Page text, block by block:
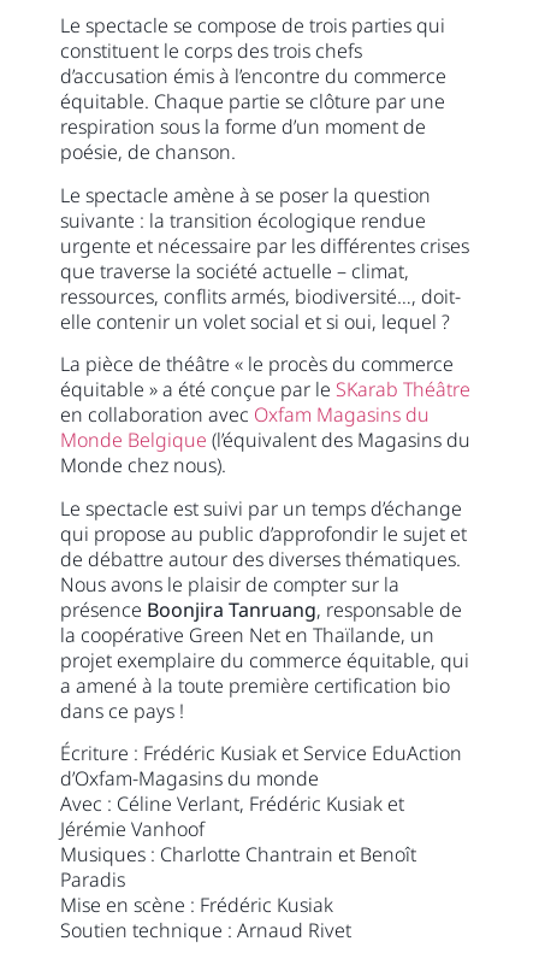
Le spectacle se compose de trois parties qui
constituent le corps des trois chefs
d’accusation émis à l’encontre du commerce
équitable. Chaque partie se clôture par une
respiration sous la forme d’un moment de
poésie, de chanson.
Le spectacle amène à se poser la question
suivante : la transition écologique rendue
urgente et nécessaire par les différentes crises
que traverse la société actuelle – climat,
ressources, conflits armés, biodiversité…, doit-
elle contenir un volet social et si oui, lequel ?
La pièce de théâtre « le procès du commerce
équitable » a été conçue par le SKarab Théâtre
en collaboration avec Oxfam Magasins du
Monde Belgique (l’équivalent des Magasins du
Monde chez nous).
Le spectacle est suivi par un temps d’échange
qui propose au public d’approfondir le sujet et
de débattre autour des diverses thématiques.
Nous avons le plaisir de compter sur la
présence Boonjira Tanruang, responsable de
la coopérative Green Net en Thaïlande, un
projet exemplaire du commerce équitable, qui
a amené à la toute première certification bio
dans ce pays !
Écriture : Frédéric Kusiak et Service EduAction
d’Oxfam-Magasins du monde
Avec : Céline Verlant, Frédéric Kusiak et
Jérémie Vanhoof
Musiques : Charlotte Chantrain et Benoît
Paradis
Mise en scène : Frédéric Kusiak
Soutien technique : Arnaud Rivet